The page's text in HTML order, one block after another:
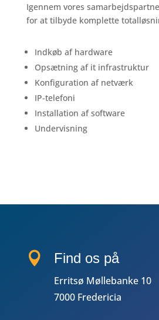
Igennem vores
for at tilbyde komplette
Indkøb af hardware
Opsætning af it infrastruktur
Konfiguration af netværk
IP-telefoni
Installation af software
Undervisning
KONTAKT
 Find os på
Erritsø Møllebanke 10
7000 Fredericia